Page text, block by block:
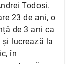
Todosi.
23 de ani, o
de 3 ani ca
și lucrează la
în